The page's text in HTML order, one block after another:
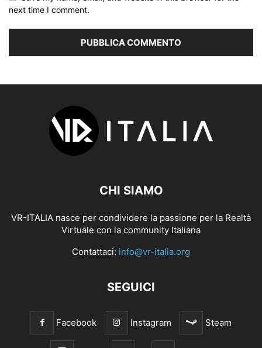
next time I comment.
CHI SIAMO
VR-ITALIA nasce per condividere la passione per la Realtà
Virtuale con la community Italiana
Contattaci: info@vr-italia.org
SEGUICI
Facebook Instagram Steam